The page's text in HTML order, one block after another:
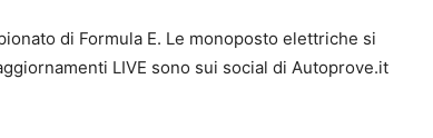
di Formula E. Le monoposto elettriche si
LIVE sono sui social di Autoprove.it